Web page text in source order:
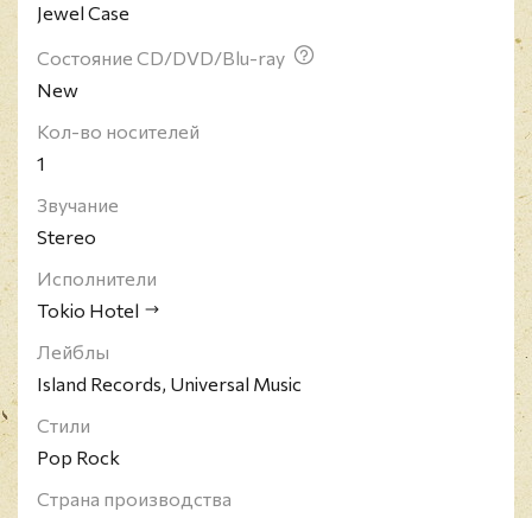
Jewel Case
Состояние CD/DVD/Blu-ray
New
Кол-во носителей
1
Звучание
Stereo
Исполнители
Tokio Hotel
Лейблы
Island Records, Universal Music
Стили
Pop Rock
Страна производства